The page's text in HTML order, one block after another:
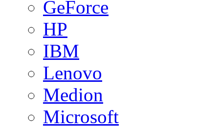
GeForce
HP
IBM
Lenovo
Medion
Microsoft